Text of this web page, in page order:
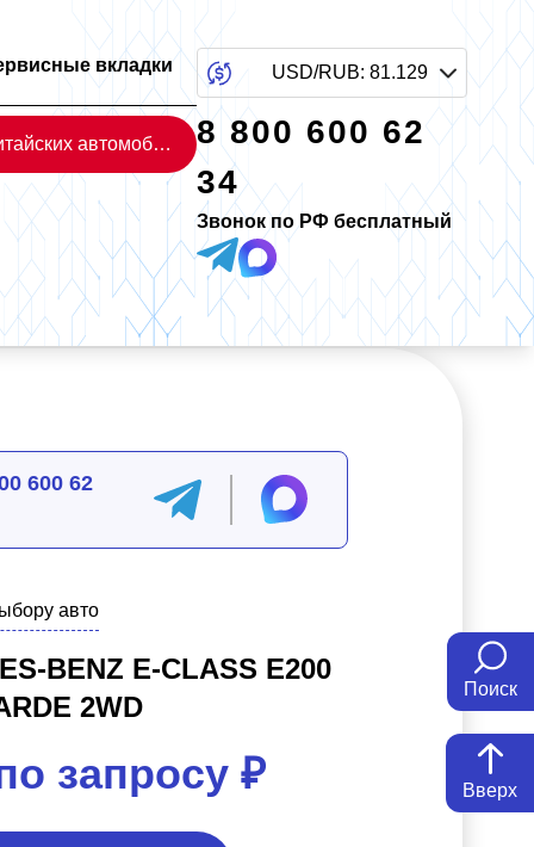
Поиск
Вверх
вкладки
Каталог китайских автомобилей
USD/RUB: 81.129
8 800 600 62
34
Звонок по РФ бесплатный
600 62
авто
BENZ E-CLASS E200
2WD
запросу ₽